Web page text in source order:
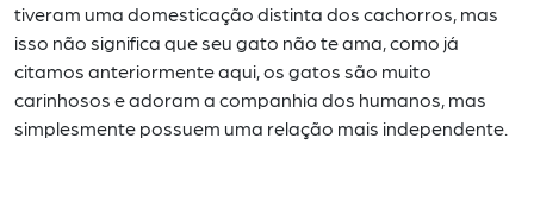
tiveram uma domesticação distinta dos cachorros, mas
isso não significa que seu gato não te ama, como já
citamos anteriormenteaqui, os gatos são muito
carinhosos e adoram a companhia dos humanos, mas
simplesmente possuem uma relação mais independente.